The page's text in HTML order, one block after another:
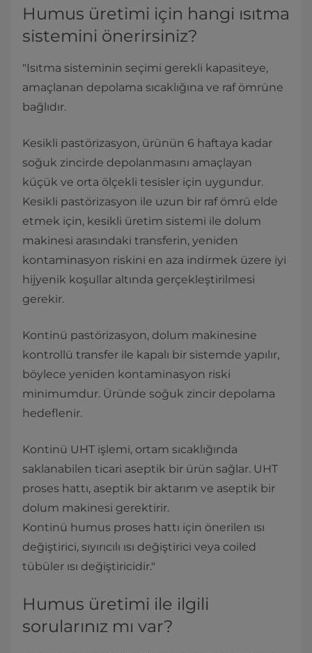
Humus üretimi için hangi ısıtma
sistemini önerirsiniz?
"Isıtma sisteminin seçimi gerekli kapasiteye,
amaçlanan depolama sıcaklığına ve raf ömrüne
bağlıdır.
Kesikli pastörizasyon, ürünün 6 haftaya kadar
soğuk zincirde depolanmasını amaçlayan
küçük ve orta ölçekli tesisler için uygundur.
Kesikli pastörizasyon ile uzun bir raf ömrü elde
etmek için, kesikli üretim sistemi ile dolum
makinesi arasındaki transferin, yeniden
kontaminasyon riskini en aza indirmek üzere iyi
hijyenik koşullar altında gerçekleştirilmesi
gerekir.
Kontinü pastörizasyon, dolum makinesine
kontrollü transfer ile kapalı bir sistemde yapılır,
böylece yeniden kontaminasyon riski
minimumdur. Üründe soğuk zincir depolama
hedeflenir.
Kontinü UHT işlemi, ortam sıcaklığında
saklanabilen ticari aseptik bir ürün sağlar. UHT
proses hattı, aseptik bir aktarım ve aseptik bir
dolum makinesi gerektirir.
Kontinü humus proses hattı için önerilen ısı
değiştirici, sıyırıcılı ısı değiştirici veya coiled
tübüler ısı değiştiricidir."
Humus üretimi ile ilgili
sorularınız mı var?